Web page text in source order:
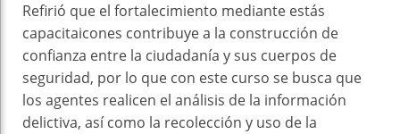
Refirió que el fortalecimiento mediante estás
capacitaicones contribuye a la construcción de
confianza entre la ciudadanía y sus cuerpos de
seguridad, por lo que con este curso se busca que
los agentes realicen el análisis de la información
delictiva, así como la recolección y uso de la